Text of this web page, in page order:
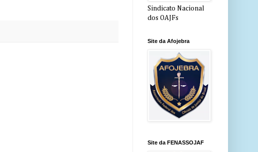
Sindicato Nacional
dos OAJFs
Site da Afojebra
Site da FENASSOJAF